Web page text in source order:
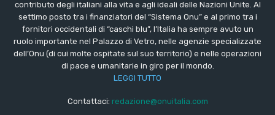
contributo degli italiani alla vita e agli ideali delle Nazioni Unite. Al
settimo posto tra i finanziatori del “Sistema Onu” e al primo tra i
fornitori occidentali di “caschi blu”, l’Italia ha sempre avuto un
ruolo importante nel Palazzo di Vetro, nelle agenzie specializzate
dell’Onu (di cui molte ospitate sul suo territorio) e nelle operazioni
di pace e umanitarie in giro per il mondo.
LEGGI TUTTO
Contattaci: redazione@onuitalia.com